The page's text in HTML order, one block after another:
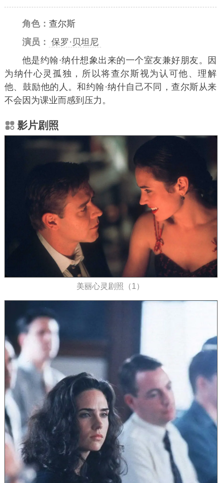
角色： 查尔斯
演员： 保罗·贝坦尼
他是约翰·纳什想象出来的一个室友兼好朋友。因
为纳什心灵孤独，所以将查尔斯视为认可他、理解
他、鼓励他的人。和约翰·纳什自己不同，查尔斯从来
不会因为课业而感到压力。
影片剧照
美丽心灵剧照（1）